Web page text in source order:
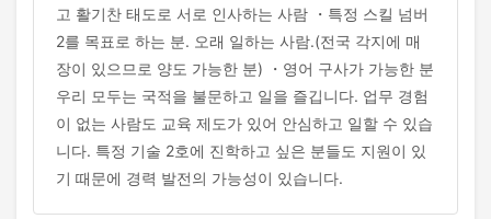
고 활기찬 태도로 서로 인사하는 사람 ・특정 스킬 넘버
2를 목표로 하는 분. 오래 일하는 사람.(전국 각지에 매
장이 있으므로 양도 가능한 분) ・영어 구사가 가능한 분
우리 모두는 국적을 불문하고 일을 즐깁니다. 업무 경험
이 없는 사람도 교육 제도가 있어 안심하고 일할 수 있습
니다. 특정 기술 2호에 진학하고 싶은 분들도 지원이 있
기 때문에 경력 발전의 가능성이 있습니다.